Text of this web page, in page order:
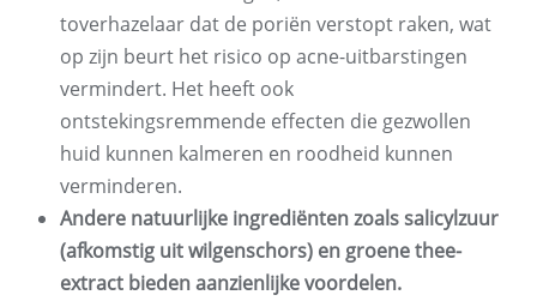
toverhazelaar dat de poriën verstopt raken, wat
op zijn beurt het risico op acne-uitbarstingen
vermindert. Het heeft ook
ontstekingsremmende effecten die gezwollen
huid kunnen kalmeren en roodheid kunnen
verminderen.
Andere natuurlijke ingrediënten zoals salicylzuur
(afkomstig uit wilgenschors) en groene thee-
extract bieden aanzienlijke voordelen.